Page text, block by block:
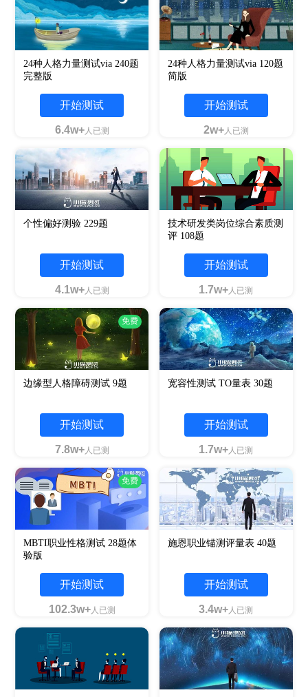
24种人格力量测试via 240题
完整版
开始测试
6.4w+人已测
24种人格力量测试via 120题
简版
开始测试
2w+人已测
个性偏好测验 229题
开始测试
4.1w+人已测
技术研发类岗位综合素质测
评 108题
开始测试
1.7w+人已测
免费
边缘型人格障碍测试 9题
开始测试
7.8w+人已测
宽容性测试 TO量表 30题
开始测试
1.7w+人已测
免费
MBTI职业性格测试 28题体
验版
开始测试
102.3w+人已测
施恩职业锚测评量表 40题
开始测试
3.4w+人已测